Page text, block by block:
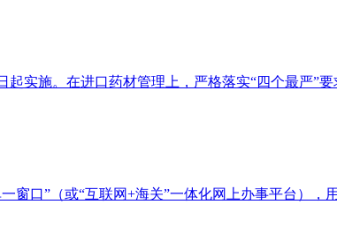
实施。在进口药材管理上，严格落实“四个最严”
口”（或“互联网+海关”一体化网上办事平台），